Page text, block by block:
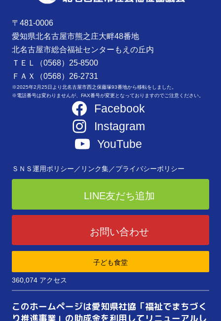
〒481-0006
愛知県北名古屋市熊之庄大畔48番地
北名古屋市総合福祉センターもえの丘内
ＴＥＬ（0568）25-8500
ＦＡＸ（0568）26-2731
※2025年2月25日より北名古屋市西之保藤塚93番地から移転をしました。
※電話番号は変わりませんが、FAX番号が変更となっておりますのでご注意ください。
Facebook
Instagram
YouTube
ＳＮＳ運用ポリシー／ リンク集／プライバシーポリシー
LINE友だち追加
お問い合わせ
子ども食堂
360,074 アクセス
このホームページは愛知県社協「福祉でまちづく
り推進事業」の助成金を利用してリニューアルし